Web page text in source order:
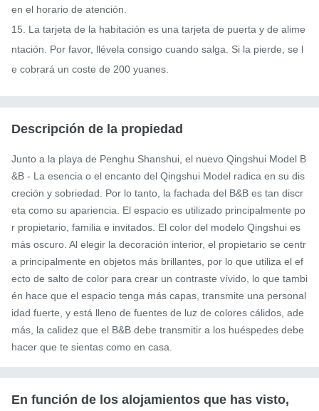
en el horario de atención.
15. La tarjeta de la habitación es una tarjeta de puerta y de alime
ntación. Por favor, llévela consigo cuando salga. Si la pierde, se l
e cobrará un coste de 200 yuanes.
Descripción de la propiedad
Junto a la playa de Penghu Shanshui, el nuevo Qingshui Model B
&B - La esencia o el encanto del Qingshui Model radica en su dis
creción y sobriedad. Por lo tanto, la fachada del B&B es tan discr
eta como su apariencia. El espacio es utilizado principalmente po
r propietario, familia e invitados. El color del modelo Qingshui es
más oscuro. Al elegir la decoración interior, el propietario se centr
a principalmente en objetos más brillantes, por lo que utiliza el ef
ecto de salto de color para crear un contraste vívido, lo que tambi
én hace que el espacio tenga más capas, transmite una personal
idad fuerte, y está lleno de fuentes de luz de colores cálidos, ade
más, la calidez que el B&B debe transmitir a los huéspedes debe
hacer que te sientas como en casa.
En función de los alojamientos que has visto,